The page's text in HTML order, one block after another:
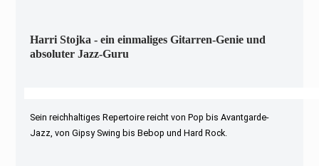
Harri Stojka - ein einmaliges Gitarren-Genie und
absoluter Jazz-Guru
Sein reichhaltiges Repertoire reicht von Pop bis Avantgarde-
Jazz, von Gipsy Swing bis Bebop und Hard Rock.